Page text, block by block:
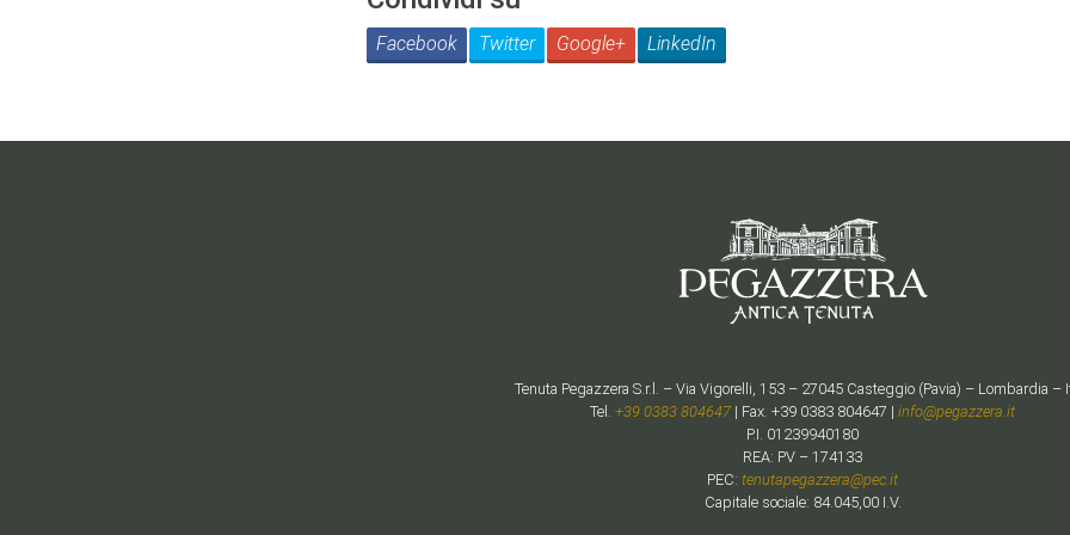
Facebook Twitter Google+ LinkedIn
Tenuta Pegazzera S.r.l. – Via Vigorelli, 153 – 27045 Casteggio (Pavia) – Lombardia –
Tel. +39 0383 804647 | Fax. +39 0383 804647 | info@pegazzera.it
P.I. 01239940180
REA: PV – 174133
PEC: tenutapegazzera@pec.it
Capitale sociale: 84.045,00 I.V.